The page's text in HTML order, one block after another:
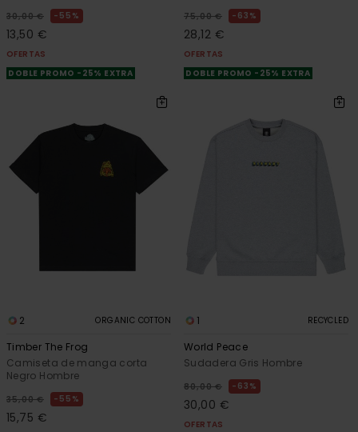
30,00 € 55%
13,50 €
OFERTAS
DOBLE PROMO -25% EXTRA
75,00 € 63%
28,12 €
OFERTAS
DOBLE PROMO -25% EXTRA
2 ORGANIC COTTON
Timber The Frog
Camiseta de manga corta
Negro Hombre
35,00 € 55%
15,75 €
1 RECYCLED
World Peace
Sudadera Gris Hombre
80,00 € 63%
30,00 €
OFERTAS